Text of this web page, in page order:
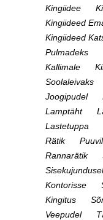
Kingiidee
Kingiideed
Kingiideed
Pulmadeks
Kallimale
Soolaleivaks
Joogipudel
Lamptäht
Lastetuppa
Rätik
Rannarätik
Kontorisse
Kingitus
Veepudel